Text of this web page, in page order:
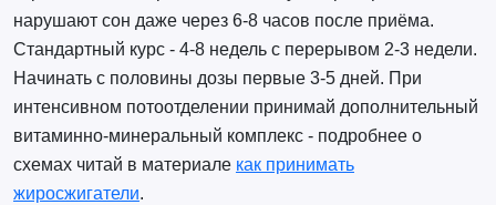
нарушают сон даже через 6-8 часов после приёма.
Стандартный курс - 4-8 недель с перерывом 2-3 недели.
Начинать с половины дозы первые 3-5 дней. При
интенсивном потоотделении принимай дополнительный
витаминно-минеральный комплекс - подробнее о
схемах читай в материале как принимать
жиросжигатели.